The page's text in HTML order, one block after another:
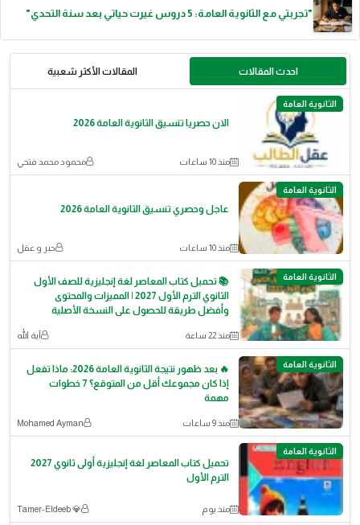
"تجربتي مع الثانوية العامة: 5 دروس غيرت حياتي بعد سنة التحدي"
احدث المقالات المقالات الأكثر شعبية
الثانوية العامة
الان حصريا تنسيق الثانوية العامة 2026
منذ 10 ساعات محمود محمد فتحي
الثانوية العامة
عاجل وحصري تنسيق الثانوية العامة 2026
منذ 10 ساعات حبر و عقل
الثانوية العامة
📚 تحميل كتاب المعاصر لغة إنجليزية للصف الأول
الثانوي الترم الأول 2027 | المميزات والمحتوى
وأفضل طريقة للحصول على النسخة الأصلية
منذ 22 ساعة آية الله
الثانوية العامة
🔥 بعد ظهور نتيجة الثانوية العامة 2026: ماذا تفعل
إذا كان مجموعك أقل من المتوقع؟ 7 خطوات
مهمة
منذ 9 ساعات Mohamed Ayman
الثانوية العامة
تحميل كتاب المعاصر لغة إنجليزية أولى ثانوي 2027
الترم الأول
منذ يوم 💎 Tamer-Eldeeb